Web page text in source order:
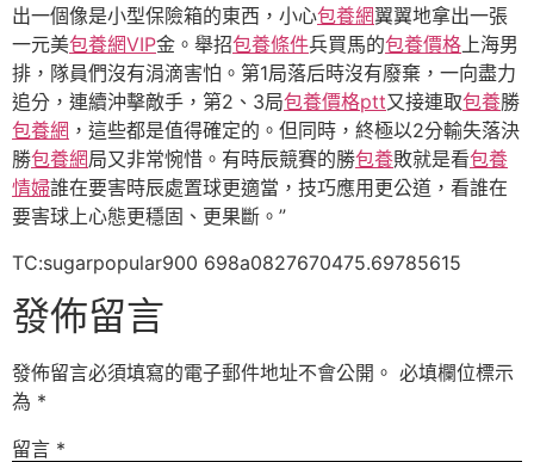
出一個像是小型保險箱的東西，小心包養網翼翼地拿出一張
一元美包養網VIP金。舉招包養條件兵買馬的包養價格上海男
排，隊員們沒有涓滴害怕。第1局落后時沒有廢棄，一向盡力
追分，連續沖擊敵手，第2、3局包養價格ptt又接連取包養勝
包養網 ，這些都是值得確定的。但同時，終極以2分輸失落決
勝包養網局又非常惋惜。有時辰競賽的勝包養敗就是看包養
情婦誰在要害時辰處置球更適當，技巧應用更公道，看誰在
要害球上心態更穩固、更果斷。”
TC:sugarpopular900 698a0827670475.69785615
發佈留言
發佈留言必須填寫的電子郵件地址不會公開。 必填欄位標示
為 *
留言 *